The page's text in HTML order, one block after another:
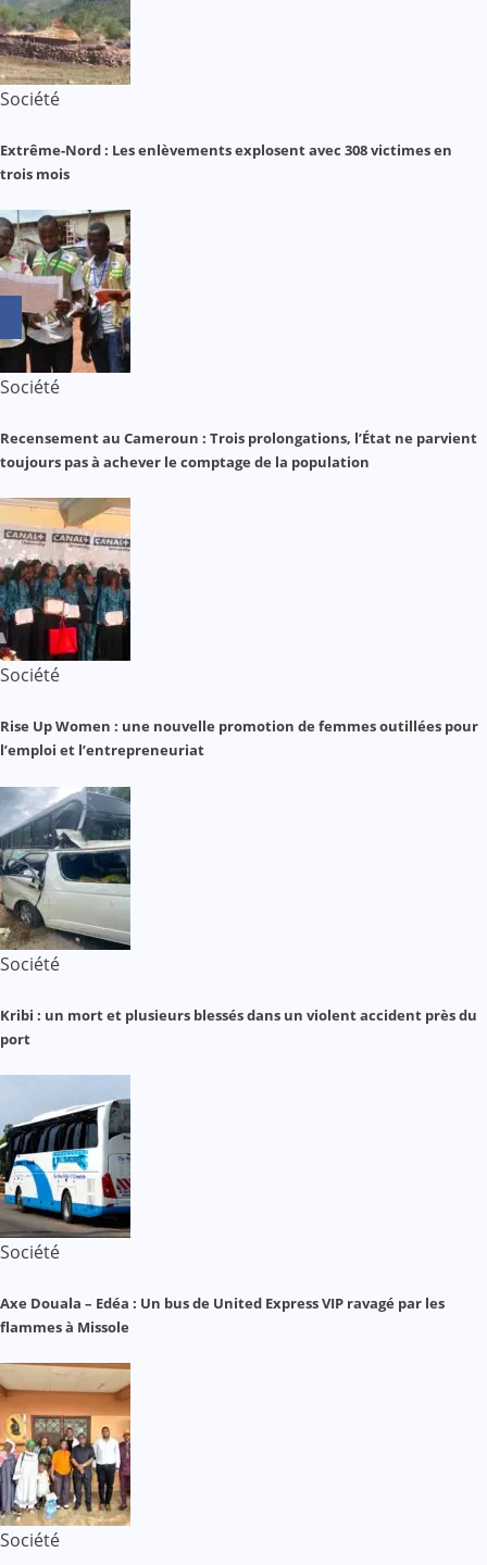
Société
Extrême-Nord : Les enlèvements explosent avec 308 victimes en
trois mois
Société
Recensement au Cameroun : Trois prolongations, l’État ne parvient
toujours pas à achever le comptage de la population
Société
Rise Up Women : une nouvelle promotion de femmes outillées pour
l’emploi et l’entrepreneuriat
Société
Kribi : un mort et plusieurs blessés dans un violent accident près du
port
Société
Axe Douala – Edéa : Un bus de United Express VIP ravagé par les
flammes à Missole
Société